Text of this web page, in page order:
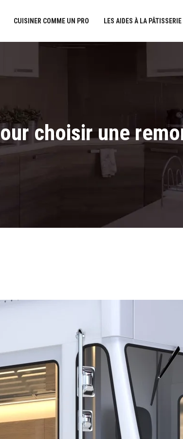
CUISINER COMME UN PRO LES AIDES À LA PÂTISSERIE
choisir une